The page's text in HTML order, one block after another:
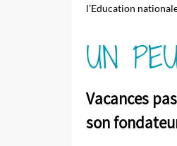
l’Education
UN
Vacances
son